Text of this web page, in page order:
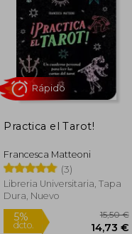
Practica el Tarot!
Francesca Matteoni
(3)
Libreria Universitaria, Tapa
Dura, Nuevo